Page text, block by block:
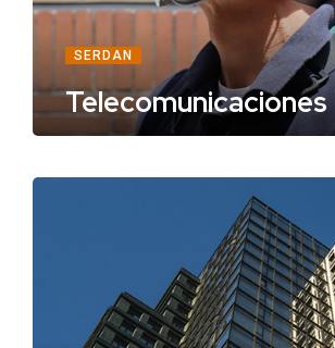
SERDAN
Telecomunicaciones